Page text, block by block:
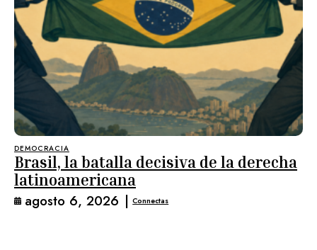
DEMOCRACIA
Brasil, la batalla decisiva de la derecha
latinoamericana
agosto 6, 2026 | Connectas